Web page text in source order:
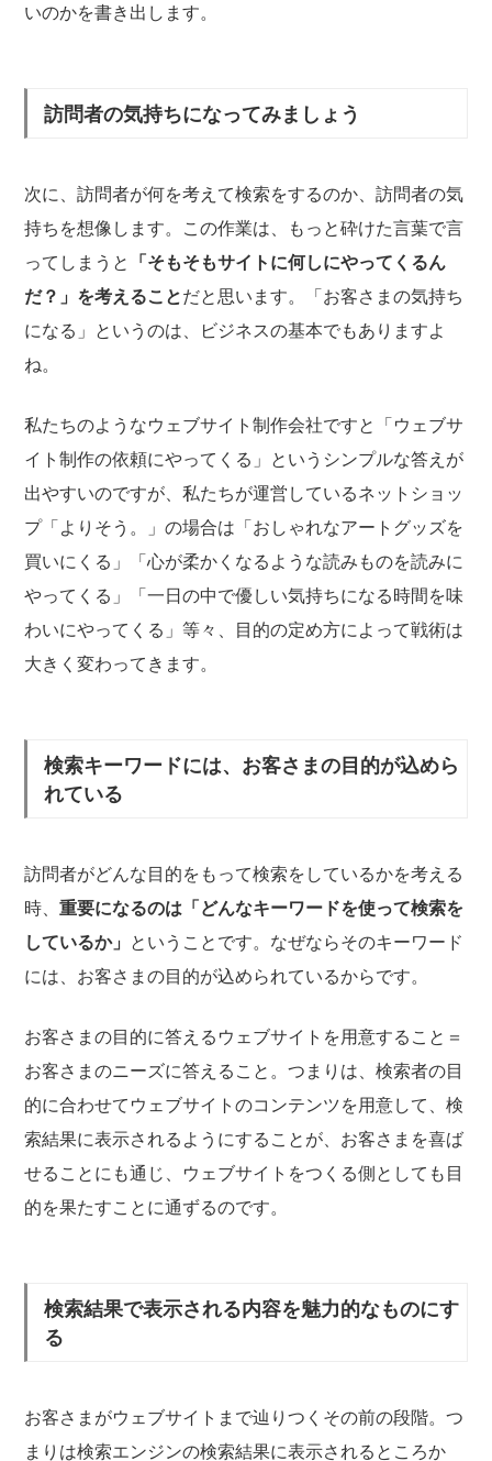
いのかを書き出します。
訪問者の気持ちになってみましょう
次に、訪問者が何を考えて検索をするのか、訪問者の気
持ちを想像します。この作業は、もっと砕けた言葉で言
ってしまうと
「そもそもサイトに何しにやってくるん
だ？」を考えることだと思います。「お客さまの気持ち
になる」というのは、ビジネスの基本でもありますよ
ね。
私たちのようなウェブサイト制作会社ですと「ウェブサ
イト制作の依頼にやってくる」というシンプルな答えが
出やすいのですが、私たちが運営しているネットショッ
プ「よりそう。」の場合は「おしゃれなアートグッズを
買いにくる」「心が柔かくなるような読みものを読みに
やってくる」「一日の中で優しい気持ちになる時間を味
わいにやってくる」等々、目的の定め方によって戦術は
大きく変わってきます。
検索キーワードには、お客さまの目的が込めら
れている
訪問者がどんな目的をもって検索をしているかを考える
時、重要になるのは「どんなキーワードを使って検索を
しているか」 ということです。なぜならそのキーワード
には、お客さまの目的が込められているからです。
お客さまの目的に答えるウェブサイトを用意すること＝
お客さまのニーズに答えること。つまりは、検索者の目
的に合わせてウェブサイトのコンテンツを用意して、検
索結果に表示されるようにすることが、お客さまを喜ば
せることにも通じ、ウェブサイトをつくる側としても目
的を果たすことに通ずるのです。
検索結果で表示される内容を魅力的なものにす
る
お客さまがウェブサイトまで辿りつくその前の段階。つ
まりは検索エンジンの検索結果に表示されるところか